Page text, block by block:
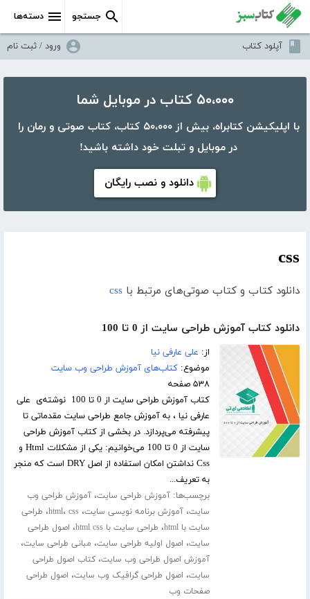
دسته‌ها جستجو
آپلود کتاب ورود / ثبت نام
۵۰،۰۰۰ کتاب در موبایل شما
با اپلیکیشن کتابراه، بیش از ۵۰،۰۰۰ کتاب، کتاب صوتی و رمان را
در موبایل و تبلت خود داشته باشید!
دانلود و نصب رایگان
css
دانلود کتاب و کتاب صوتی‌های مرتبط با css
دانلود کتاب آموزش طراحی سایت از 0 تا 100
از: علی عارفی نیا
موضوع:کتاب‌های آموزش طراحی وب سایت
۵۳۸ صفحه
کتاب آموزش طراحی سایت از 0 تا 100 نوشته‌ی علی
عارفی نیا ، به آموزش جامع طراحی سایت مقدماتی تا
پیشرفته می‌پردازد. در بخشی از کتاب آموزش طراحی
سایت از 0 تا 100 می‌خوانیم: یکی از مشکلات Html و
Css نداشتن امکان استفاده از اصل DRY است که منجر
به تعریف...
برچسب‌ها:آموزش طراحی سایت،آموزش طراحی وب
سایت،آموزش برنامه نویسی سایت، html، css ، طراحی
سایت با html
، طراحی سایت با html css ، اصول طراحی
سایت، اصول اولیه طراحی سایت، مبانی طراحی سایت،
آموزش اصول طراحی وب سایت،کتاب اصول طراحی
سایت، اصول طراحی گرافیک وب سایت، اصول طراحی
صفحات وب